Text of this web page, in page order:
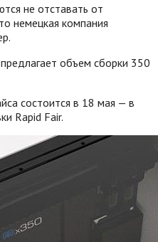
не отставать от
немецкая компания
объем сборки 350
состоится в 18 мая — в
Rapid Fair.